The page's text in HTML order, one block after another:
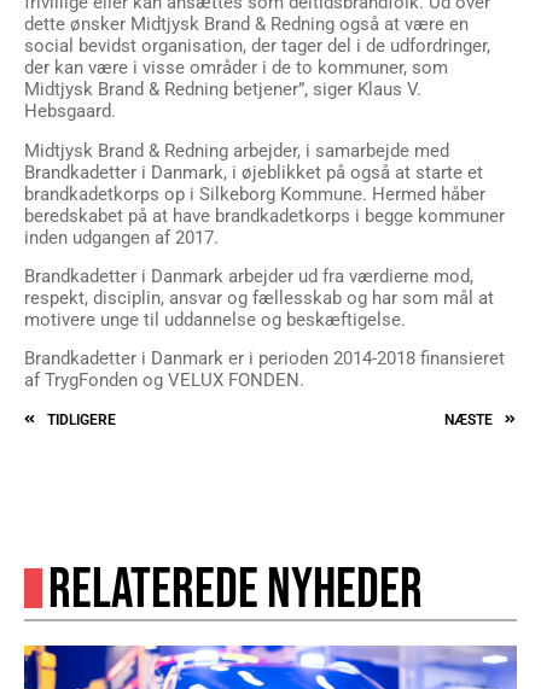
dette ønsker Midtjysk Brand & Redning også at være en
social bevidst organisation, der tager del i de udfordringer,
der kan være i visse områder i de to kommuner, som
Midtjysk Brand & Redning betjener”, siger Klaus V.
Hebsgaard.
Midtjysk Brand & Redning arbejder, i samarbejde med
Brandkadetter i Danmark, i øjeblikket på også at starte et
brandkadetkorps op i Silkeborg Kommune. Hermed håber
beredskabet på at have brandkadetkorps i begge kommuner
inden udgangen af 2017.
Brandkadetter i Danmark arbejder ud fra værdierne mod,
respekt, disciplin, ansvar og fællesskab og har som mål at
motivere unge til uddannelse og beskæftigelse.
Brandkadetter i Danmark er i perioden 2014-2018 finansieret
af TrygFonden og VELUX FONDEN.
TIDLIGERE NÆSTE
RELATEREDE NYHEDER